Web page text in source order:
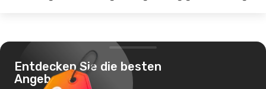
Entdecken Sie die besten
Angebote